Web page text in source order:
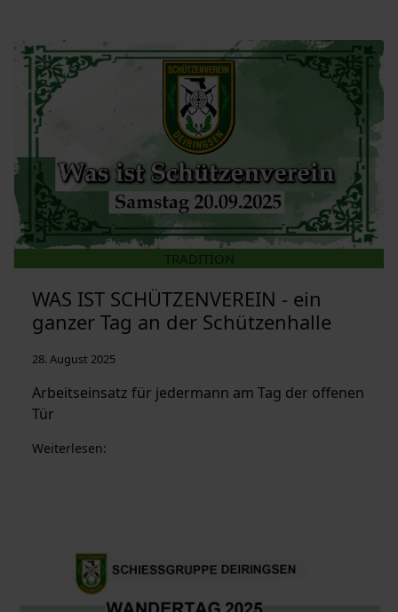
TRADITION
WAS IST SCHÜTZENVEREIN - ein
ganzer Tag an der Schützenhalle
28. August 2025
Arbeitseinsatz für jedermann am Tag der offenen
Tür
Weiterlesen: